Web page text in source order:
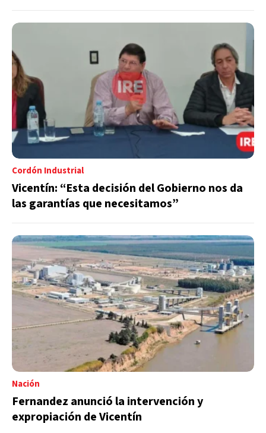
Cordón Industrial
Vicentín: “Esta decisión del Gobierno nos da
las garantías que necesitamos”
Nación
Fernandez anunció la intervención y
expropiación de Vicentín